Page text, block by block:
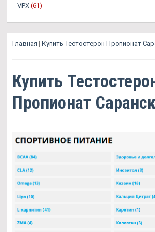
VPX (61)
Главная | Купить Тестостерон Пропионат
Купить
Пропионат